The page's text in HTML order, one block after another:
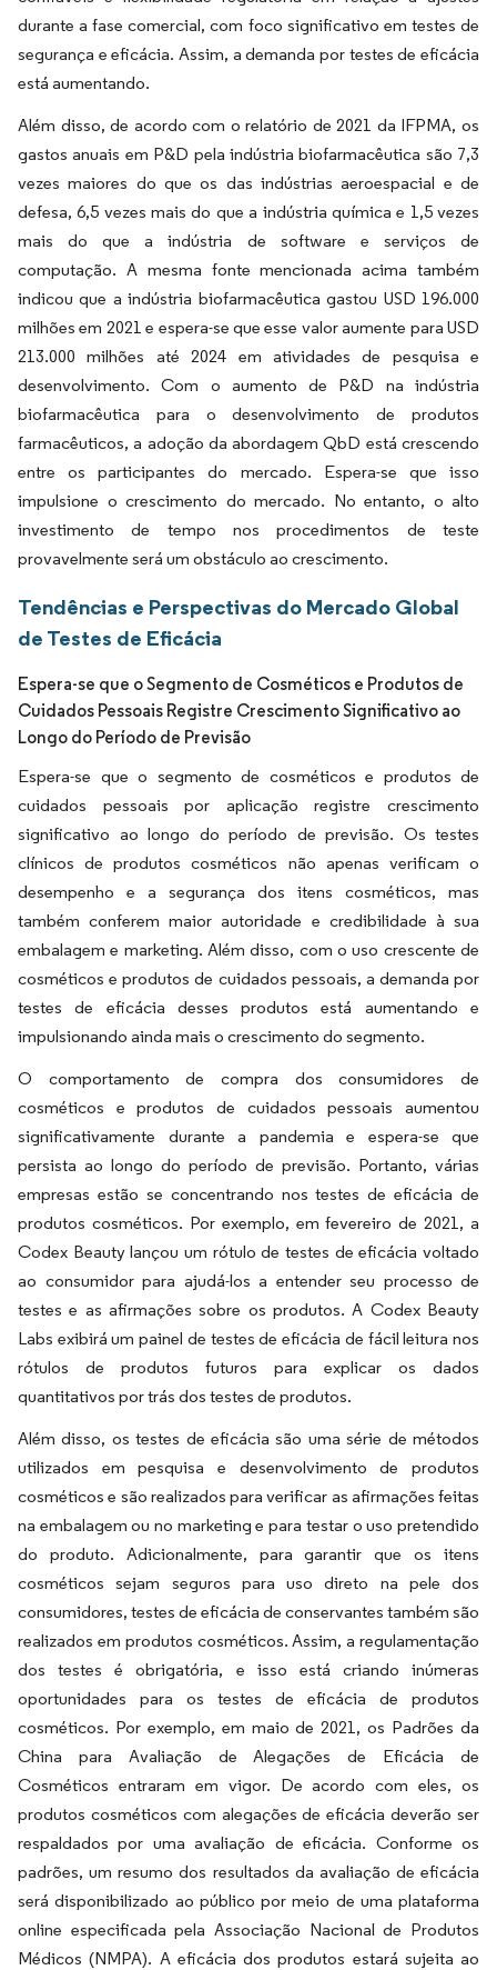
durante a fase comercial, com foco significativo em testes de
segurança e eficácia. Assim, a demanda por testes de eficácia
está aumentando.
Além disso, de acordo com o relatório de 2021 da IFPMA, os
gastos anuais em P&D pela indústria biofarmacêutica são 7,3
vezes maiores do que os das indústrias aeroespacial e de
defesa, 6,5 vezes mais do que a indústria química e 1,5 vezes
mais do que a indústria de software e serviços de
computação. A mesma fonte mencionada acima também
indicou que a indústria biofarmacêutica gastou USD 196.000
milhões em 2021 e espera-se que esse valor aumente para USD
213.000 milhões até 2024 em atividades de pesquisa e
desenvolvimento. Com o aumento de P&D na indústria
biofarmacêutica para o desenvolvimento de produtos
farmacêuticos, a adoção da abordagem QbD está crescendo
entre os participantes do mercado. Espera-se que isso
impulsione o crescimento do mercado. No entanto, o alto
investimento de tempo nos procedimentos de teste
provavelmente será um obstáculo ao crescimento.
Tendências e Perspectivas do Mercado Global
de Testes de Eficácia
Espera-se que o Segmento de Cosméticos e Produtos de
Cuidados Pessoais Registre Crescimento Significativo ao
Longo do Período de Previsão
Espera-se que o segmento de cosméticos e produtos de
cuidados pessoais por aplicação registre crescimento
significativo ao longo do período de previsão. Os testes
clínicos de produtos cosméticos não apenas verificam o
desempenho e a segurança dos itens cosméticos, mas
também conferem maior autoridade e credibilidade à sua
embalagem e marketing. Além disso, com o uso crescente de
cosméticos e produtos de cuidados pessoais, a demanda por
testes de eficácia desses produtos está aumentando e
impulsionando ainda mais o crescimento do segmento.
O comportamento de compra dos consumidores de
cosméticos e produtos de cuidados pessoais aumentou
significativamente durante a pandemia e espera-se que
persista ao longo do período de previsão. Portanto, várias
empresas estão se concentrando nos testes de eficácia de
produtos cosméticos. Por exemplo, em fevereiro de 2021, a
Codex Beauty lançou um rótulo de testes de eficácia voltado
ao consumidor para ajudá-los a entender seu processo de
testes e as afirmações sobre os produtos. A Codex Beauty
Labs exibirá um painel de testes de eficácia de fácil leitura nos
rótulos de produtos futuros para explicar os dados
quantitativos por trás dos testes de produtos.
Além disso, os testes de eficácia são uma série de métodos
utilizados em pesquisa e desenvolvimento de produtos
cosméticos e são realizados para verificar as afirmações feitas
na embalagem ou no marketing e para testar o uso pretendido
do produto. Adicionalmente, para garantir que os itens
cosméticos sejam seguros para uso direto na pele dos
consumidores, testes de eficácia de conservantes também são
realizados em produtos cosméticos. Assim, a regulamentação
dos testes é obrigatória, e isso está criando inúmeras
oportunidades para os testes de eficácia de produtos
cosméticos. Por exemplo, em maio de 2021, os Padrões da
China para Avaliação de Alegações de Eficácia de
Cosméticos entraram em vigor. De acordo com eles, os
produtos cosméticos com alegações de eficácia deverão ser
respaldados por uma avaliação de eficácia. Conforme os
padrões, um resumo dos resultados da avaliação de eficácia
será disponibilizado ao público por meio de uma plataforma
online especificada pela Associação Nacional de Produtos
Médicos (NMPA). A eficácia dos produtos estará sujeita ao